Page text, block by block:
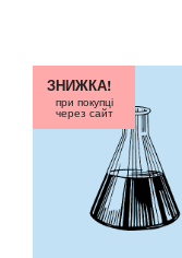
ЗНИЖКА!
при покупці
через сайт